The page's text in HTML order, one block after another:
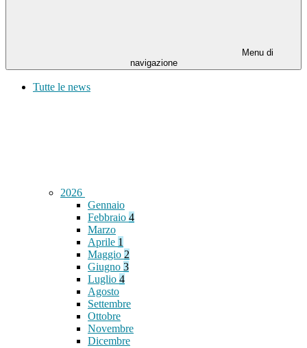
Menu di
navigazione
Tutte le news
2026
Gennaio
Febbraio 4
Marzo
Aprile 1
Maggio 2
Giugno 3
Luglio 4
Agosto
Settembre
Ottobre
Novembre
Dicembre